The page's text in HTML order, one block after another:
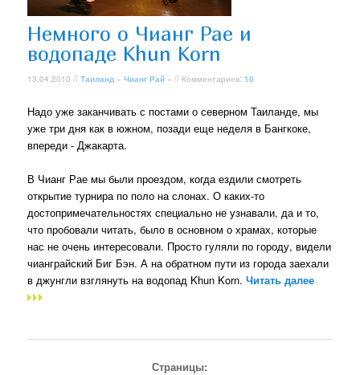
Немного о Чианг Рае и
водопаде Khun Korn
13.04.2010 //Таиланд »Чианг Рай » // Комментариев:10
Надо уже заканчивать с постами о северном Таиланде, мы
уже три дня как в южном, позади еще неделя в Бангкоке,
впереди - Джакарта.
В Чианг Рае мы были проездом, когда ездили смотреть
открытие турнира по поло на слонах. О каких-то
достопримечательностях специально не узнавали, да и то,
что пробовали читать, было в основном о храмах, которые
нас не очень интересовали. Просто гуляли по городу, видели
чианграйский Биг Бэн. А на обратном пути из города заехали
в джунгли взглянуть на водопад Khun Korn.Читать далее
Страницы: